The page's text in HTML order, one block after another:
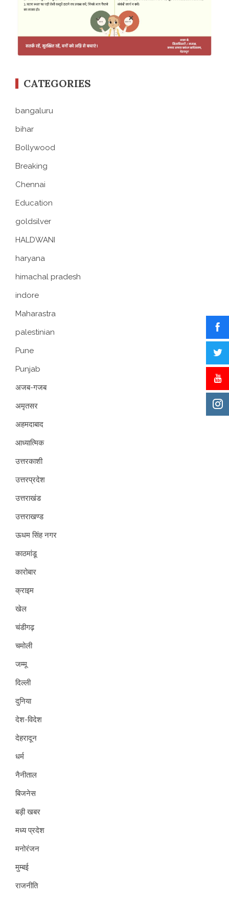
CATEGORIES
bangaluru
bihar
Bollywood
Breaking
Chennai
Education
goldsilver
HALDWANI
haryana
himachal pradesh
indore
Maharastra
palestinian
Pune
Punjab
अजब-गजब
अमृतसर
अहमदाबाद
आध्यात्मिक
उत्तरकाशी
उत्तरप्रदेश
उत्तराखंड
उत्तराखण्ड
ऊधम सिंह नगर
काठमांडू
कारोबार
क्राइम
खेल
चंडीगढ़
चमोली
जम्मू
दिल्ली
दुनिया
देश-विदेश
देहरादून
धर्म
नैनीताल
बिजनेस
बड़ी खबर
मध्य प्रदेश
मनोरंजन
मुम्बई
राजनीति